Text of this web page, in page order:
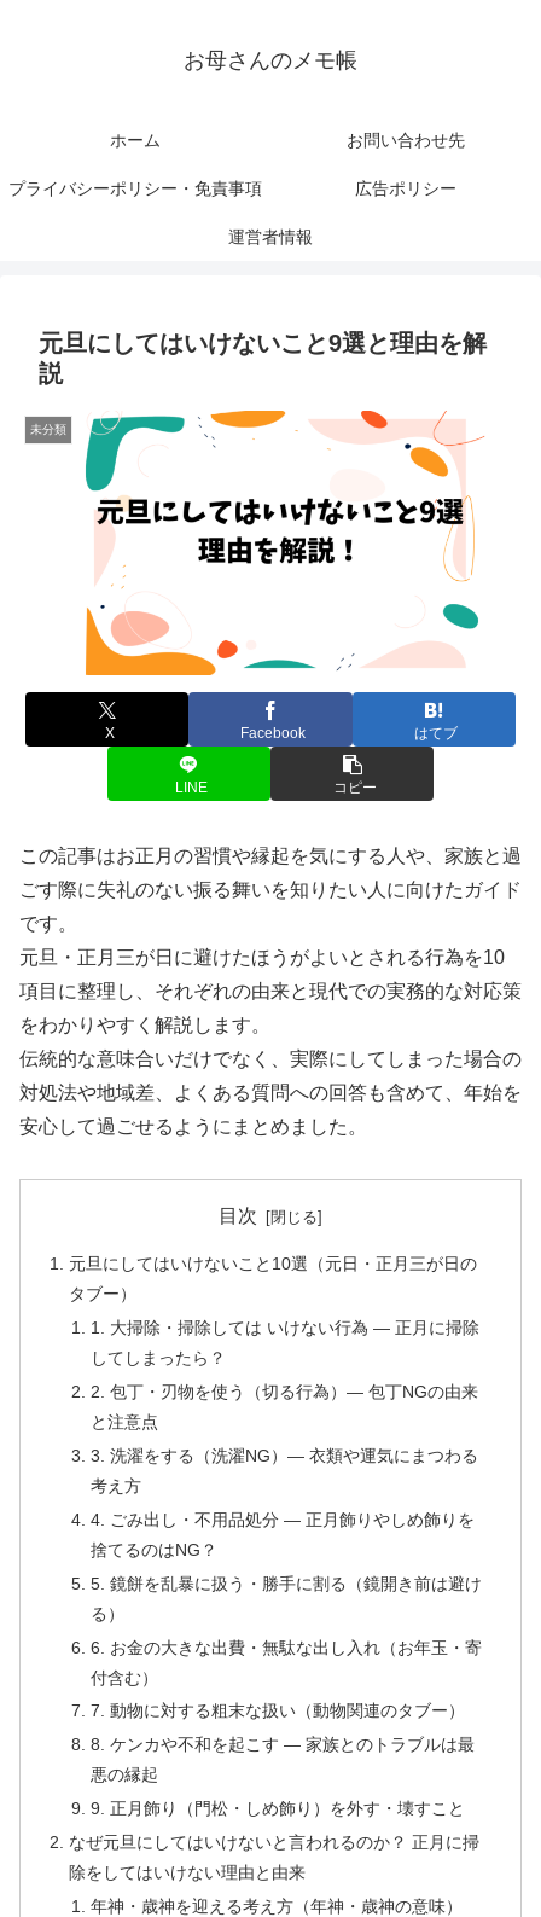
お母さんのメモ帳
ホーム お問い合わせ先
プライバシーポリシー・免責事項 広告ポリシー
運営者情報
元旦にしてはいけないこと9選と理由を解
説
未分類
X Facebook はてブ
LINE コピー
この記事はお正月の習慣や縁起を気にする人や、家族と過
ごす際に失礼のない振る舞いを知りたい人に向けたガイド
です。
元旦・正月三が日に避けたほうがよいとされる行為を10
項目に整理し、それぞれの由来と現代での実務的な対応策
をわかりやすく解説します。
伝統的な意味合いだけでなく、実際にしてしまった場合の
対処法や地域差、よくある質問への回答も含めて、年始を
安心して過ごせるようにまとめました。
目次
元旦にしてはいけないこと10選（元日・正月三が日の
タブー）
1. 大掃除・掃除しては いけない行為 — 正月に掃除
してしまったら？
2. 包丁・刃物を使う（切る行為）— 包丁NGの由来
と注意点
3. 洗濯をする（洗濯NG）— 衣類や運気にまつわる
考え方
4. ごみ出し・不用品処分 — 正月飾りやしめ飾りを
捨てるのはNG？
5. 鏡餅を乱暴に扱う・勝手に割る（鏡開き前は避け
る）
6. お金の大きな出費・無駄な出し入れ（お年玉・寄
付含む）
7. 動物に対する粗末な扱い（動物関連のタブー）
8. ケンカや不和を起こす — 家族とのトラブルは最
悪の縁起
9. 正月飾り（門松・しめ飾り）を外す・壊すこと
なぜ元旦にしてはいけないと言われるのか？ 正月に掃
除をしてはいけない理由と由来
年神・歳神を迎える考え方（年神・歳神の意味）